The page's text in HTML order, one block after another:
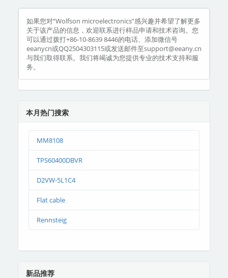
如果您对“Wolfson microelectronics”感兴趣并希望了解更多
关于该产品的信息，欢迎联系进行样品申请和技术咨询。您
可以通过拨打+86-10-8639 8446的电话、添加微信号
eeanycn或QQ2504303115或发送邮件至support@eeany.cn
与我们取得联系。我们将竭诚为您提供专业的技术支持和服
务。
本月热门搜索
MM8108
TPS60400DBVR
D2VW-5L1C4
Flat cable
Rennsteig
新品推荐